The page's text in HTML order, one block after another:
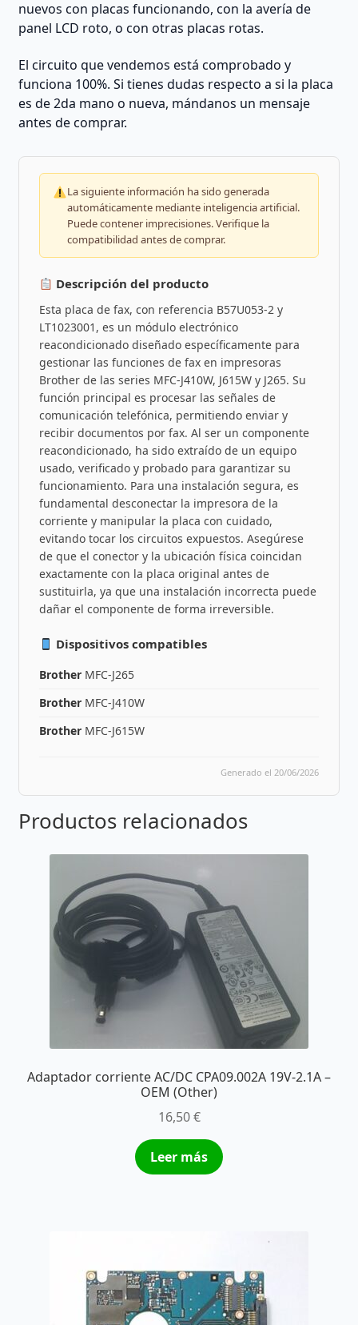
nuevos con placas funcionando, con la avería de
panel LCD roto, o con otras placas rotas.
El circuito que vendemos está comprobado y
funciona 100%. Si tienes dudas respecto a si la placa
es de 2da mano o nueva, mándanos un mensaje
antes de comprar.
La siguiente información ha sido generada
automáticamente mediante inteligencia artificial.
Puede contener imprecisiones. Verifique la
compatibilidad antes de comprar.
Descripción del producto
Esta placa de fax, con referencia B57U053-2 y
LT1023001, es un módulo electrónico
reacondicionado diseñado específicamente para
gestionar las funciones de fax en impresoras
Brother de las series MFC-J410W, J615W y J265. Su
función principal es procesar las señales de
comunicación telefónica, permitiendo enviar y
recibir documentos por fax. Al ser un componente
reacondicionado, ha sido extraído de un equipo
usado, verificado y probado para garantizar su
funcionamiento. Para una instalación segura, es
fundamental desconectar la impresora de la
corriente y manipular la placa con cuidado,
evitando tocar los circuitos expuestos. Asegúrese
de que el conector y la ubicación física coincidan
exactamente con la placa original antes de
sustituirla, ya que una instalación incorrecta puede
dañar el componente de forma irreversible.
Dispositivos compatibles
Brother MFC-J265
Brother MFC-J410W
Brother MFC-J615W
Generado el 20/06/2026
Productos relacionados
Adaptador corriente AC/DC CPA09.002A 19V-2.1A –
OEM (Other)
16,50€
Leer más